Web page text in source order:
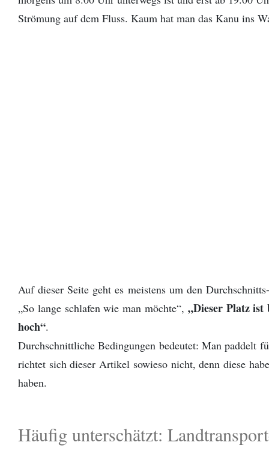
Strömung auf dem Fluss. Kaum hat man das Kanu ins
Auf dieser Seite geht es meistens um den
„So lange schlafen wie man möchte“, „Dieser Platz ist
hoch“.
Durchschnittliche Bedingungen bedeutet: Man paddelt
richtet sich dieser Artikel sowieso nicht, denn diese
haben.
Häufig unterschätzt: